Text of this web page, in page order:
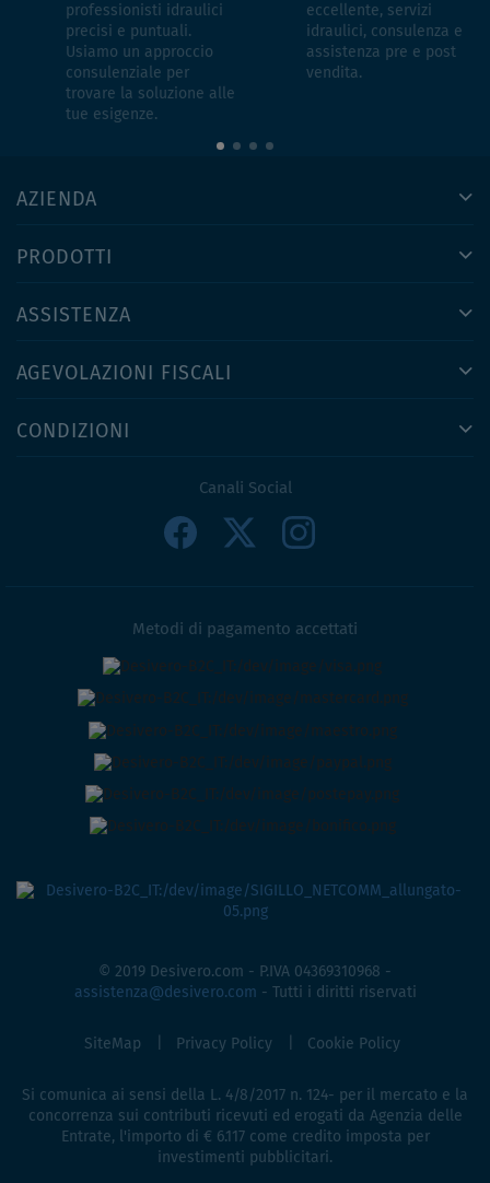
professionisti idraulici
precisi e puntuali.
Usiamo un approccio
consulenziale per
trovare la soluzione alle
tue esigenze.
eccellente, servizi
idraulici, consulenza e
assistenza pre e post
vendita.
AZIENDA
PRODOTTI
ASSISTENZA
AGEVOLAZIONI FISCALI
CONDIZIONI
Canali Social
Metodi di pagamento accettati
© 2019 Desivero.com - P.IVA 04369310968 -
assistenza@desivero.com - Tutti i diritti riservati
SiteMap Privacy Policy Cookie Policy
Si comunica ai sensi della L. 4/8/2017 n. 124- per il mercato e la
concorrenza sui contributi ricevuti ed erogati da Agenzia delle
Entrate, l'importo di € 6.117 come credito imposta per
investimenti pubblicitari.